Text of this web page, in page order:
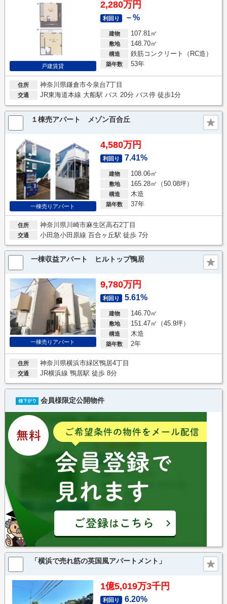
戸建賃貸
2,280万円
利回り －%
建物 107.81㎡
敷地 148.70㎡
構造 鉄筋コンクリート（RC造）
築年数 53年
住所 神奈川県鎌倉市今泉台7丁目
交通 JR東海道本線 大船駅 バス 20分 バス停 徒歩1分
１棟売アパート メゾン百合丘
一棟売りアパート
4,580万円
利回り 7.41%
建物 108.06㎡
敷地 165.28㎡（50.08坪）
構造 木造
築年数 37年
住所 神奈川県川崎市麻生区高石2丁目
交通 小田急小田原線 百合ヶ丘駅 徒歩 7分
一棟収益アパート ヒルトップ鴨居
一棟売りアパート
9,780万円
利回り 5.61%
建物 146.70㎡
敷地 151.47㎡（45.9坪）
構造 木造
築年数 2年
住所 神奈川県横浜市緑区鴨居4丁目
交通 JR横浜線 鴨居駅 徒歩 8分
会員様限定公開物件
「横浜で売れ筋の英国風アパートメント」
1億5,019万3千円
利回り 6.20%